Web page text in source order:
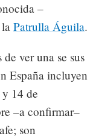
–
Patrulla Águila.
ver una se sus
España incluyen
14 de
–a confirmar–
son